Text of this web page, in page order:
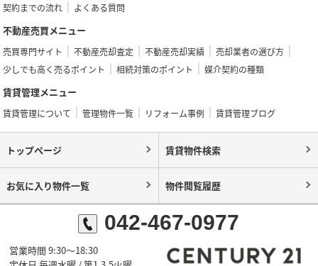
契約までの流れ
よくある質問
不動産売買メニュー
売買専門サイト 不動産売却査定 不動産売却実績
売却業者の選び方
少しでも高く売るポイント
相続対策のポイント 媒介契約の種類
賃貸管理メニュー
賃貸管理について 管理物件一覧 リフォーム事例 賃貸管理ブログ
トップページ 賃貸物件検索
お気に入り物件一覧 物件閲覧履歴
042-467-0977
営業時間 9:30～18:30